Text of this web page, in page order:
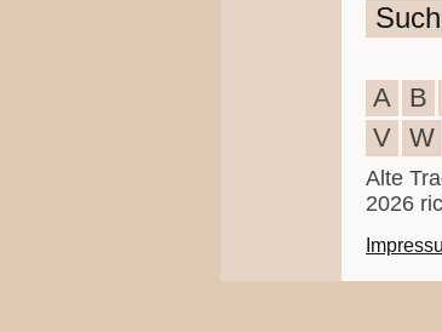
A B
V W
Alte
2026